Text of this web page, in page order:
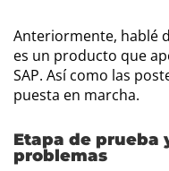
Anteriormente, hablé
es un producto que
SAP. Así como las
puesta en marcha.
Etapa de prueba
problemas